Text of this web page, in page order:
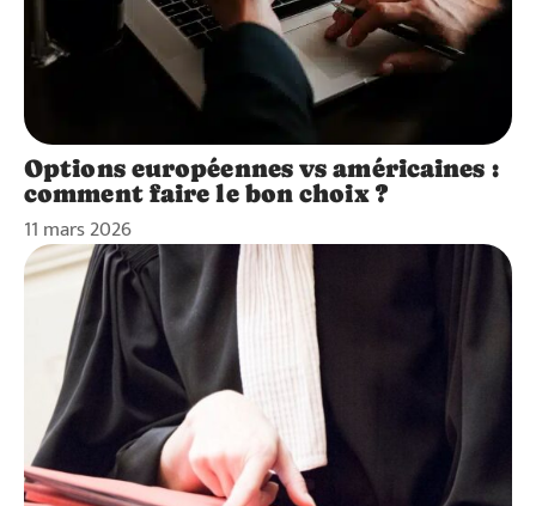
Options européennes vs américaines :
comment faire le bon choix ?
11 mars 2026